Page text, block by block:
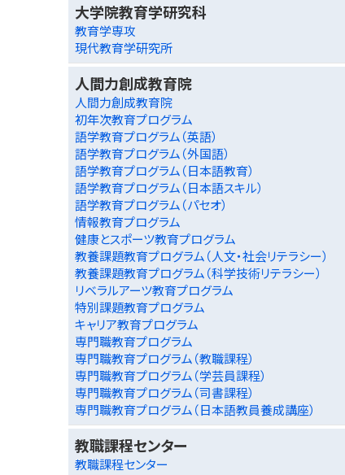
大学院教育学研究科
教育学専攻
現代教育学研究所
人間力創成教育院
人間力創成教育院
初年次教育プログラム
語学教育プログラム（英語）
語学教育プログラム（外国語）
語学教育プログラム（日本語教育）
語学教育プログラム（日本語スキル）
語学教育プログラム（パセオ）
情報教育プログラム
健康とスポーツ教育プログラム
教養課題教育プログラム（人文・社会リテラシー）
教養課題教育プログラム（科学技術リテラシー）
リベラルアーツ教育プログラム
特別課題教育プログラム
キャリア教育プログラム
専門職教育プログラム
専門職教育プログラム（教職課程）
専門職教育プログラム（学芸員課程）
専門職教育プログラム（司書課程）
専門職教育プログラム（日本語教員養成講座）
教職課程センター
教職課程センター